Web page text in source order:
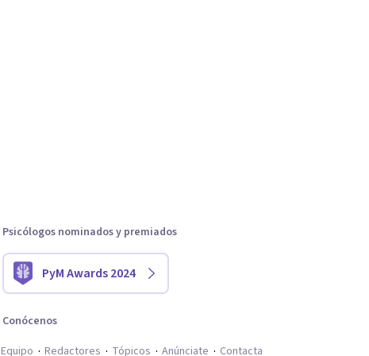
Psicólogos nominados y premiados
PyM Awards 2024
Conócenos
Equipo
Redactores Tópicos Anúnciate Contacta